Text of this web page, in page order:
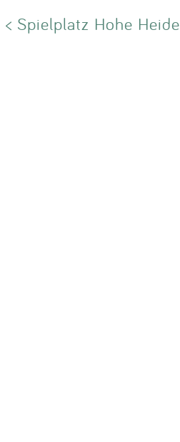
< Spielplatz Hohe Heide